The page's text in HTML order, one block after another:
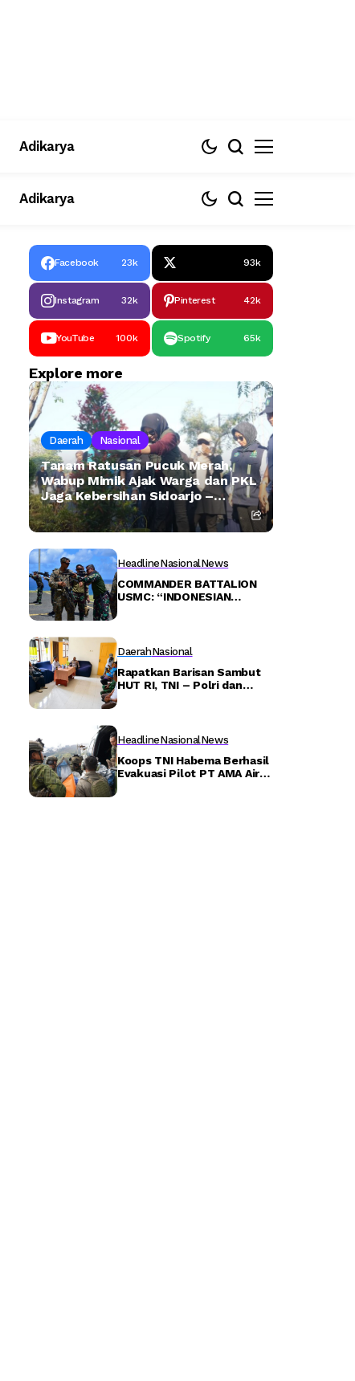
Adikarya
Adikarya
Facebook 23k 93k
Instagram 32k Pinterest 42k
YouTube 100k Spotify 65k
Explore more
Daerah Nasional
Tanam Ratusan Pucuk Merah,
Wabup Mimik Ajak Warga dan PKL
Jaga Kebersihan Sidoarjo –
Detiktoday.com
HeadlineNasionalNews
COMMANDER BATTALION
USMC: “INDONESIAN
DaerahNasional
Rapatkan Barisan Sambut
HUT RI, TNI – Polri dan
HeadlineNasionalNews
Koops TNI Habema Berhasil
Evakuasi Pilot PT AMA Air